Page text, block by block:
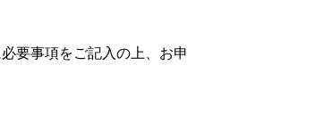
要事項をご記入の上、お申